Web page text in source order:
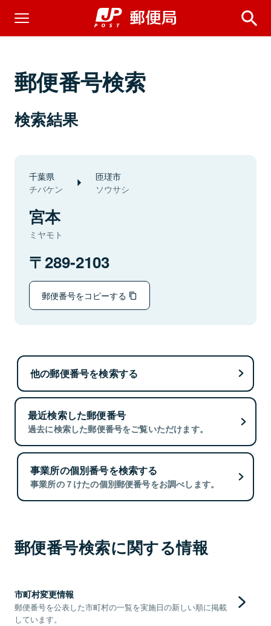
郵便番号検索
検索結果
千葉県
チバケン
匝瑳市
ソウサシ
宮本
ミヤモト
289-2103
郵便番号をコピーする
他の郵便番号を検索する
最近検索した郵便番号
過去に検索した郵便番号をご覧いただけます。
事業所の個別番号を検索する
事業所の７けたの個別郵便番号をお調べします。
郵便番号検索に関する情報
市町村変更情報
郵便番号を公表した市町村の一覧を実施日の新しい順に掲載
しています。